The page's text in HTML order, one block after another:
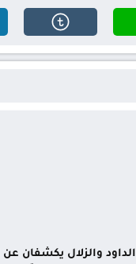
الداود والزلال يكشفان عن